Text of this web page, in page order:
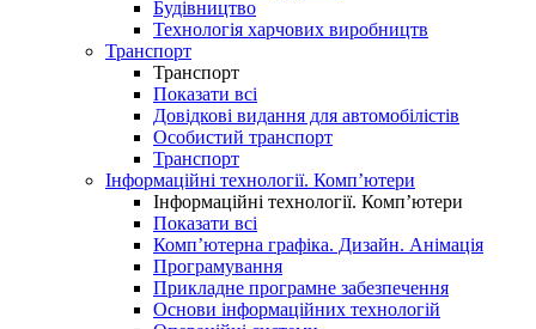
Будівництво
Технологія харчових виробництв
Транспорт
Транспорт
Показати всі
Довідкові видання для автомобілістів
Особистий транспорт
Транспорт
Інформаційні технології. Комп’ютери
Інформаційні технології. Комп’ютери
Показати всі
Комп’ютерна графіка. Дизайн. Анімація
Програмування
Прикладне програмне забезпечення
Основи інформаційних технологій